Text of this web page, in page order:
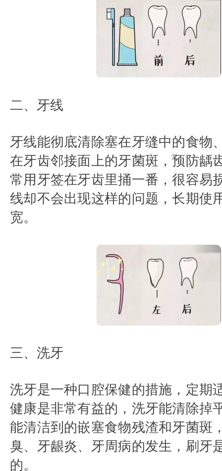
二、牙线
牙线能彻底清除塞在牙缝中的食物
在牙齿邻接面上的牙菌斑，预防龋
常用牙签在牙齿里捅一番，很容易
线却不会出现这样的问题，长期使
宽。
三、洗牙
洗牙是一种口腔保健的措施，定期
健康是非常有益的，洗牙能清除掉
能清洁到的嵌塞食物残渣和牙菌斑
臭、牙龈炎、牙周病的发生，刷牙
的。